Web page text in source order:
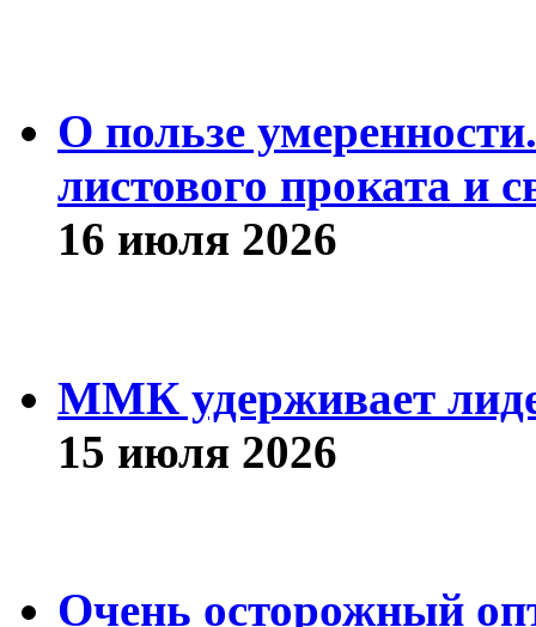
О пользе
листового проката и
16 июля 2026
ММК удерживает
15 июля 2026
Очень осторожный